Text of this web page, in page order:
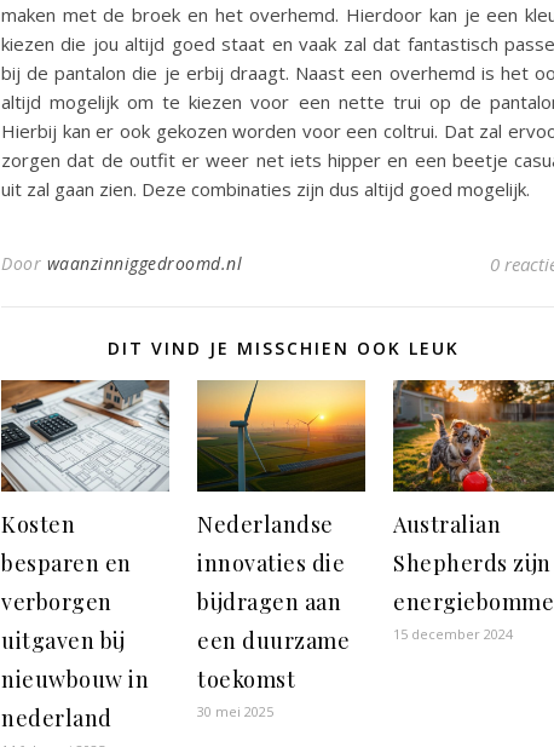
maken met de broek en het overhemd. Hierdoor kan je een
kiezen die jou altijd goed staat en vaak zal dat fantastisch
bij de pantalon die je erbij draagt. Naast een overhemd is het
altijd mogelijk om te kiezen voor een nette trui op de
Hierbij kan er ook gekozen worden voor een coltrui. Dat zal
zorgen dat de outfit er weer net iets hipper en een beetje
uit zal gaan zien. Deze combinaties zijn dus altijd goed mogelijk.
Door waanzinniggedroomd.nl 0
DIT VIND JE MISSCHIEN OOK LEUK
Kosten
besparen en
verborgen
uitgaven bij
nieuwbouw in
nederland
Nederlandse
innovaties die
bijdragen aan
een duurzame
toekomst
30 mei 2025
Australian
Shepherds zijn
15 december 2024